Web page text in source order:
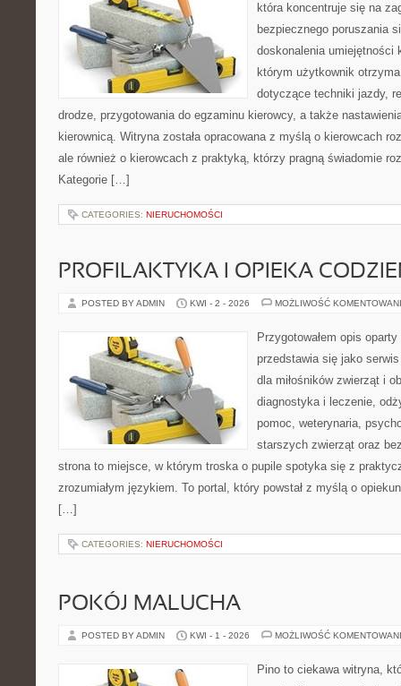
która koncentruje się na
bezpiecznego poruszania
doskonalenia umiejętności
którym użytkownik
dotyczące techniki jazdy,
drodze, przygotowania do egzaminu kierowcy, a także
kierownicą. Witryna została opracowana z myślą o kierowcach
ale również o kierowcach z praktyką, którzy pragną świadomie
Kategorie […]
CATEGORIES: NIERUCHOMOŚCI
PROFILAKTYKA I OPIEKA
POSTED BY ADMIN KWI - 2 - 2026 MOŻLIWOŚĆ
Przygotowałem opis
przedstawia się jako
dla miłośników zwierząt i
diagnostyka i leczenie,
pomoc, weterynaria,
starszych zwierząt oraz
strona to miejsce, w którym troska o pupile spotyka się z
zrozumiałym językiem. To portal, który powstał z myślą o
[…]
CATEGORIES: NIERUCHOMOŚCI
POKÓJ MALUCHA
POSTED BY ADMIN KWI - 1 - 2026 MOŻLIWOŚĆ
Pino to ciekawa witryna,